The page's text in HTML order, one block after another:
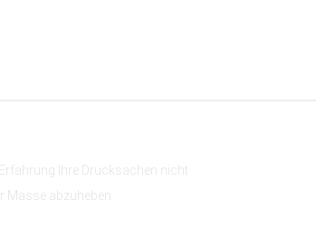
Ihre Drucksachen nicht
abzuheben.